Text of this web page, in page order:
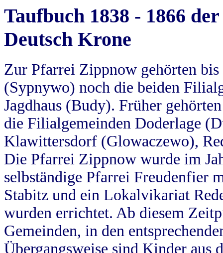
Taufbuch 1838 - 1866
Deutsch Krone
Zur Pfarrei Zippnow gehörten
(Sypnywo) noch die beiden
Jagdhaus (Budy). Früher
die Filialgemeinden Doderlage
Klawittersdorf (Glowaczewo),
Die Pfarrei Zippnow wurde im
selbständige Pfarrei Freudenfier
Stabitz und ein Lokalvikariat
wurden errichtet. Ab diesem
Gemeinden, in den
Übergangsweise sind Kinder aus